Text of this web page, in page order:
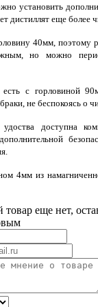
установить
дистиллят еще более
40мм, поэтому
но можно
есть с горловиной
не беспокоясь о
удоства доступна
4мм из
еще нет,